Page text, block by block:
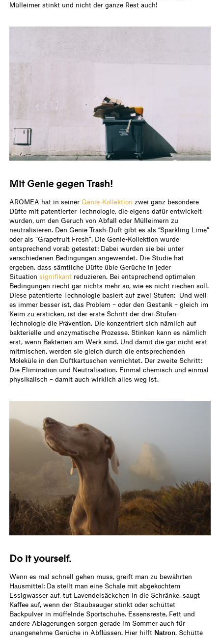
Mülleimer stinkt und nicht der ganze Rest auch!
Mit Genie gegen Trash!
AROMEA hat in seiner Genie-Kollektion zwei ganz besondere
Düfte mit patentierter Technologie, die eigens dafür entwickelt
wurden, um den Geruch von Abfall oder Mülleimern zu
neutralisieren. Den Genie Trash-Duft gibt es als “Sparkling Lime”
oder als “Grapefruit Fresh”. Die Genie-Kollektion wurde
entsprechend vorab getestet: Dabei wurden sie bei unter
verschiedenen Bedingungen angewendet. Die Studie hat
ergeben, dass sämtliche Düfte üble Gerüche in jeder
Situationsignifikant reduzieren. Bei entsprechend optimalen
Bedingungen riecht gar nichts mehr so, wie es nicht riechen soll.
Diese patentierte Technologie basiert auf zwei Stufen: Und weil
es immer besser ist, das Problem – oder den Gestank – gleich im
Keim zu ersticken, ist der erste Schritt der drei-Stufen-
Technologie die Prävention. Die konzentriert sich nämlich auf
bakterielle und enzymatische Prozesse. Stinken kann es nämlich
erst, wenn Bakterien am Werk sind. Und damit die gar nicht erst
mitmischen, werden sie gleich durch die entsprechenden
Moleküle in den Duftkartuschen vernichtet. Der zweite Schritt:
Die Elimination und Neutralisation. Einmal chemisch und einmal
physikalisch – damit auch wirklich alles weg ist.
Do it yourself.
Wenn es mal schnell gehen muss, greift man zu bewährten
Hausmittel: Da stellt man eine Schale mit abgekochtem
Essigwasser auf, tut Lavendelsäckchen in die Schränke, saugt
Kaffee auf, wenn der Staubsauger stinkt oder schüttet
Backpulver in müffelnde Sportschuhe. Essensreste, Fett und
andere Ablagerungen sorgen gerade im Sommer auch für
unangenehme Gerüche in Abflüssen. Hier hilft Natron. Schütte